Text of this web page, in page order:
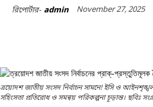
রিপোর্টার- admin November 27, 2025
ত্রয়োদশ জাতীয় সংসদ নির্বাচন সামনে! ইসি ও
সহিংসতা প্রতিরোধ ও সমন্বয় পরিকল্পনা চূড়ান্ত। ছবিঃ